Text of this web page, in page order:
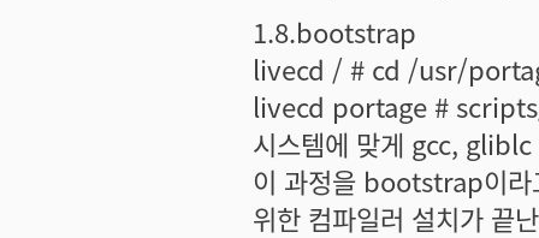
1.8.bootstrap
livecd / # cd /usr/
livecd portage #
시스템에 맞게 gcc, gliblc
이 과정을 bootstrap이라
위한 컴파일러 설치가 끝